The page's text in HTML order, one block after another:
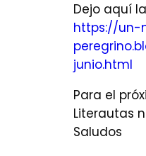
Dejo aquí
https://un-
junio.html
Para el
Literautas
Saludos